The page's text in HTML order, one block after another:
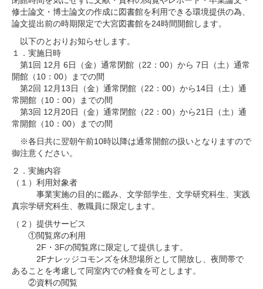
修士論文・博士論文の作成に図書館を利用できる環境提供の為、
論文提出前の時期限定で大宮図書館を24時間開館します。
以下のとおりお知らせします。
１．実施日時
第1回 12月 6日（金）通常閉館（22：00）から 7日（土）通常
開館（10：00）までの間
第2回 12月13日（金）通常閉館（22：00）から14日（土）通
常開館（10：00）までの間
第3回 12月20日（金）通常閉館（22：00）から21日（土）通
常開館（10：00）までの間
※各日共に翌朝午前10時以降は通常開館の扱いとなりますので
御注意ください。
２．実施内容
（１）利用対象者
事業実施の目的に鑑み、文学部学生、文学研究科生、実践
真宗学研究科生、教職員に限定します。
（２）提供サービス
①閲覧席の利用
2F・3Fの閲覧席に限定して提供します。
2Fナレッジコモンズを休憩場所として開放し、夜間帯で
あることを考慮して同室内での軽食を可とします。
②資料の閲覧